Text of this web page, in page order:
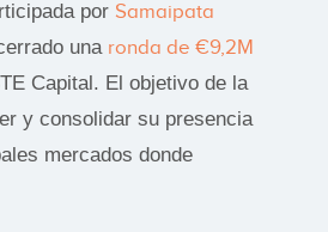
por Samaipata
una ronda de €9,2M
Capital. El objetivo de la
y consolidar su presencia
mercados donde